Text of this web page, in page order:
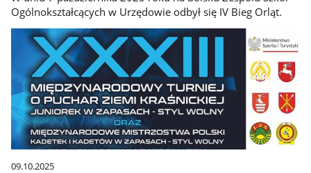
Ogólnokształcących w Urzędowie odbył się IV Bieg Orląt.
09.10.2025